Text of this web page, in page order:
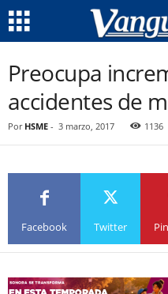
Preocupa
accidentes de
Por HSME - 3 marzo, 2017 1136
Facebook Twitter